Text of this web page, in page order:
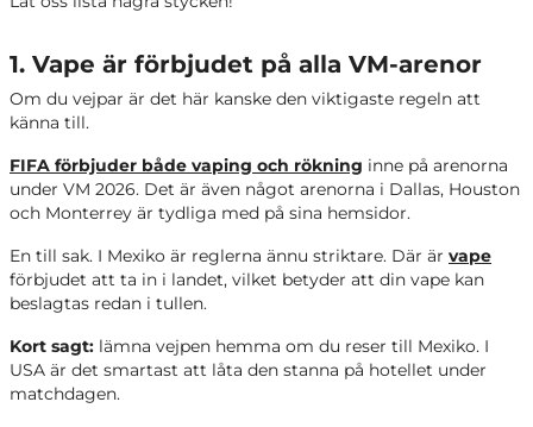
1. Vape är förbjudet på alla VM-arenor
Om du vejpar är det här kanske den viktigaste regeln att
känna till.
FIFA förbjuder både vaping och rökning inne på arenorna
under VM 2026. Det är även något arenorna i Dallas, Houston
och Monterrey är tydliga med på sina hemsidor.
En till sak. I Mexiko är reglerna ännu striktare. Där är vape
förbjudet att ta in i landet, vilket betyder att din vape kan
beslagtas redan i tullen.
Kort sagt: lämna vejpen hemma om du reser till Mexiko. I
USA är det smartast att låta den stanna på hotellet under
matchdagen.